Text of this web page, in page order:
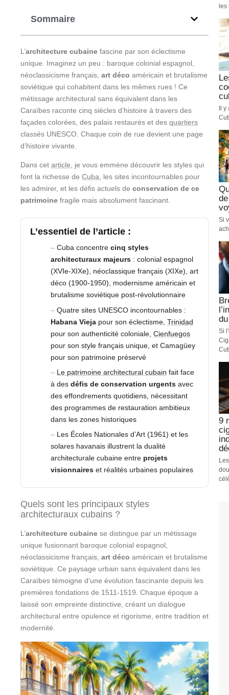
Sommaire
L’architecture cubaine fascine par son éclectisme
unique. Imaginez un peu : baroque colonial espagnol,
néoclassicisme français, art déco américain et brutalisme
soviétique qui cohabitent dans les mêmes rues ! Ce
métissage architectural sans équivalent dans les
Caraïbes raconte cinq siècles d’histoire à travers des
façades colorées, des palais restaurés et des quartiers
classés UNESCO. Chaque coin de rue devient une page
d’histoire vivante.
Dans cet article, je vous emmène découvrir les styles qui
font la richesse de Cuba, les sites incontournables pour
les admirer, et les défis actuels de conservation de ce
patrimoine fragile mais absolument fascinant.
L’essentiel de l’article :
Cuba concentre cinq styles
architecturaux majeurs : colonial espagnol
(XVIe-XIXe), néoclassique français (XIXe), art
déco (1900-1950), modernisme américain et
brutalisme soviétique post-révolutionnaire
Quatre sites UNESCO incontournables :
Habana Vieja pour son éclectisme, Trinidad
pour son authenticité coloniale, Cienfuegos
pour son style français unique, et Camagüey
pour son patrimoine préservé
Le patrimoine architectural cubain fait face
à des défis de conservation urgents avec
des effondrements quotidiens, nécessitant
des programmes de restauration ambitieux
dans les zones historiques
Les Écoles Nationales d’Art (1961) et les
solares havanais illustrent la dualité
architecturale cubaine entre projets
visionnaires et réalités urbaines populaires
Quels sont les principaux styles
architecturaux cubains ?
L’architecture cubaine se distingue par un métissage
unique fusionnant baroque colonial espagnol,
néoclassicisme français, art déco américain et brutalisme
soviétique. Ce paysage urbain sans équivalent dans les
Caraïbes témoigne d’une évolution fascinante depuis les
premières fondations de 1511-1519. Chaque époque a
laissé son empreinte distinctive, créant un dialogue
architectural entre opulence et rigorisme, entre tradition et
modernité.
Il
Si
Si
9